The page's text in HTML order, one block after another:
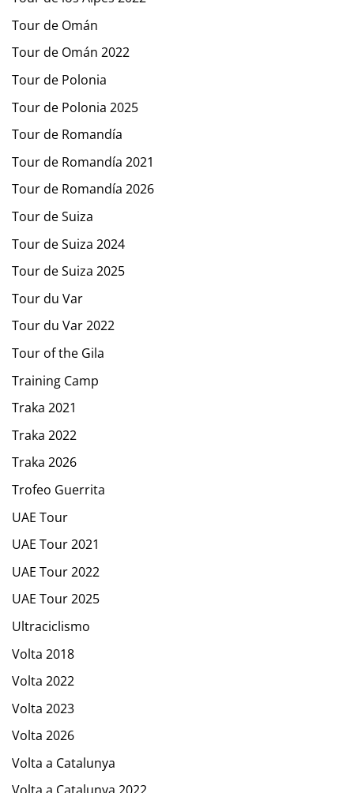
Tour de Omán
Tour de Omán 2022
Tour de Polonia
Tour de Polonia 2025
Tour de Romandía
Tour de Romandía 2021
Tour de Romandía 2026
Tour de Suiza
Tour de Suiza 2024
Tour de Suiza 2025
Tour du Var
Tour du Var 2022
Tour of the Gila
Training Camp
Traka 2021
Traka 2022
Traka 2026
Trofeo Guerrita
UAE Tour
UAE Tour 2021
UAE Tour 2022
UAE Tour 2025
Ultraciclismo
Volta 2018
Volta 2022
Volta 2023
Volta 2026
Volta a Catalunya